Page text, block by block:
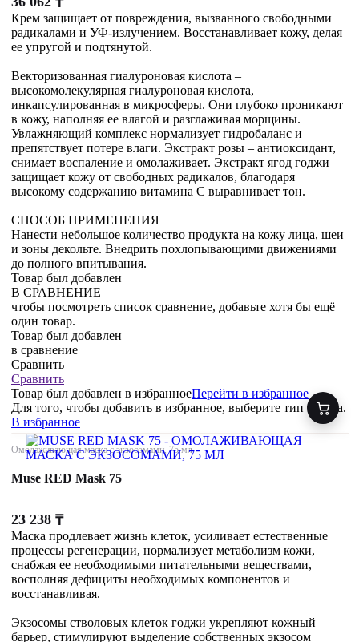
Крем защищает от повреждения, вызванного свободными
радикалами и УФ-излучением. Восстанавливает кожу, делая
ее упругой и подтянутой.
Векторизованная гиалуроновая кислота –
высокомолекулярная гиалуроновая кислота,
инкапсулированная в микросферы. Они глубоко проникают
в кожу, наполняя ее влагой и разглаживая морщины.
Увлажняющий комплекс нормализует гидробаланс и
препятствует потере влаги. Экстракт розы – антиоксидант,
снимает воспаление и омолаживает. Экстракт ягод годжи
защищает кожу от свободных радикалов, благодаря
высокому содержанию витамина С выравнивает тон.
СПОСОБ ПРИМЕНЕНИЯ
Нанести небольшое количество продукта на кожу лица, шеи
и зоны декольте. Внедрить похлопывающими движениями
до полного впитывания.
Товар был добавлен
В СРАВНЕНИЕ
чтобы посмотреть список сравнение, добавьте хотя бы ещё
один товар.
Товар был добавлен
в сравнение
Сравнить
Сравнить
Товар был добавлен в избранноеПерейти в избранное
Для того, чтобы добавить в избранное, выберите тип товара.
В избранное
Омолаживающая маска с экзосомами, 75 мл
Muse RED Mask 75
23 238 ₸
Маска продлевает жизнь клеток, усиливает естественные
процессы регенерации, нормализует метаболизм кожи,
снабжая ее необходимыми питательными веществами,
восполняя дефициты необходимых компонентов и
восстанавливая.
Экзосомы стволовых клеток годжи укрепляют кожный
барьер, стимулируют выделение собственных экзосом